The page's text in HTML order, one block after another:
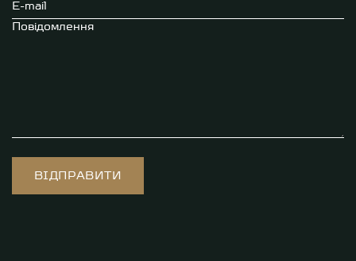
E-mail
Повідомлення
ВІДПРАВИТИ